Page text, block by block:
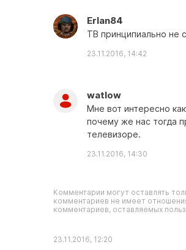
Erlan84
ТВ принципиально не
23.11.2016, 14:42
watlow
Мне вот интересно
почему же нас тогда
телевизоре.
23.11.2016, 14:30
Комментарии могут оставлять
комментариев не имеет
комментариев, оставляемых
23.11.2016, 12:20